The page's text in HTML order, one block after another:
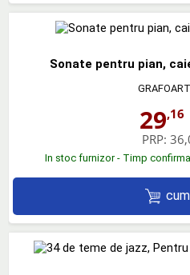
Sonate pentru pian,
GRAFOART
29,16
PRP:
In stoc furnizor - Timp